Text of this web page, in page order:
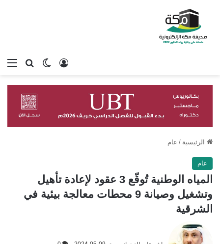
بحثالوضع
تسجيل الدخول
الرئيسية / عام
عام
المياه الوطنية تُوقّع 3 عقود لإعادة تأهيل
وتشغيل وصيانة 9 محطات معالجة بيئية في
الشرقية